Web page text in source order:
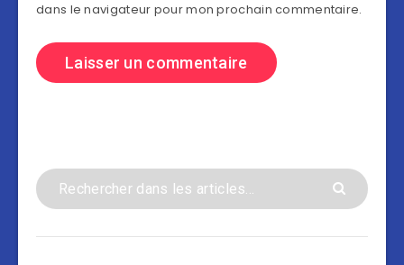
dans le navigateur pour mon prochain commentaire.